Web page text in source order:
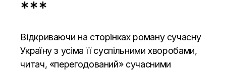
***
Відкриваючи на сторінках роману сучасну
Україну з усіма її суспільними хворобами,
читач, «перегодований» сучасними